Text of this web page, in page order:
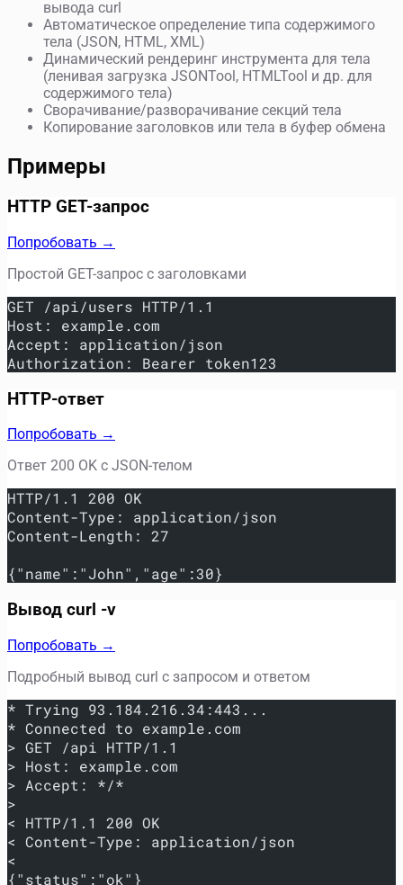
вывода curl
Автоматическое определение типа содержимого
тела (JSON, HTML, XML)
Динамический рендеринг инструмента для тела
(ленивая загрузка JSONTool, HTMLTool и др. для
содержимого тела)
Сворачивание/разворачивание секций тела
Копирование заголовков или тела в буфер обмена
Примеры
HTTP GET-запрос
Попробовать →
Простой GET-запрос с заголовками
GET /api/users HTTP/1.1
Host: example.com
Accept: application/json
Authorization: Bearer token123
HTTP-ответ
Попробовать →
Ответ 200 OK с JSON-телом
HTTP/1.1 200 OK
Content-Type: application/json
Content-Length: 27
{"name":"John","age":30}
Вывод curl -v
Попробовать →
Подробный вывод curl с запросом и ответом
* Trying 93.184.216.34:443...
* Connected to example.com
> GET /api HTTP/1.1
> Host: example.com
> Accept: */*
>
< HTTP/1.1 200 OK
< Content-Type: application/json
<
{"status":"ok"}